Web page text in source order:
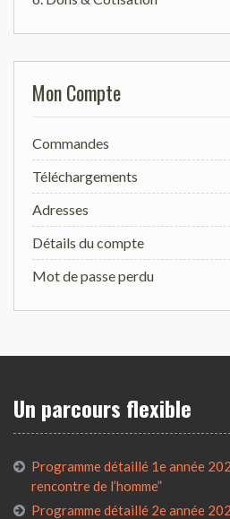
Mon Compte
Commandes
Téléchargements
Adresses
Détails du compte
Mot de passe perdu
Un parcours flexible
Programme détaillé 1e année
rencontre de l’homme”
Programme détaillé 2e année